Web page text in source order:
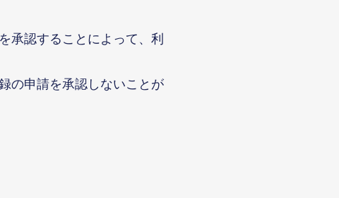
承認することによって、利
の申請を承認しないことが